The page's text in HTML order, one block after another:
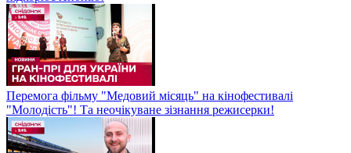
Перемога фільму "Медовий місяць" на кінофестивалі
"Молодість"! Та неочікуване зізнання режисерки!